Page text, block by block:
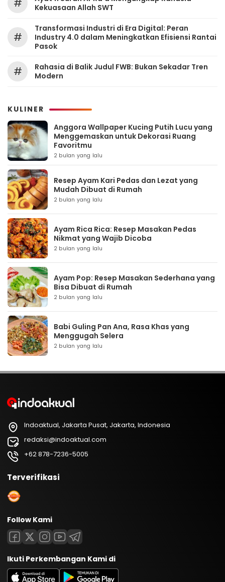
#
Kekuasaan Allah SWT
#
Transformasi Industri di Era Digital: Peran
Industry 4.0 dalam Meningkatkan Efisiensi Rantai
Pasok
#
Rahasia di Balik Judul FWB: Bukan Sekadar Tren
Modern
KULINER
Anggora Wallpaper Kucing Putih Lucu yang
Menggemaskan untuk Dekorasi Ruang
Favoritmu
2 bulan yang lalu
Resep Ayam Kari Pedas dan Lezat yang
Mudah Dibuat di Rumah
2 bulan yang lalu
Ayam Rica Rica: Resep Masakan Pedas
Nikmat yang Wajib Dicoba
2 bulan yang lalu
Ayam Pop: Resep Masakan Sederhana yang
Bisa Dibuat di Rumah
2 bulan yang lalu
Babi Guling Pan Ana, Rasa Khas yang
Menggugah Selera
2 bulan yang lalu
Indoaktual, Jakarta Pusat, Jakarta, Indonesia
redaksi@indoaktual.com
+62 878-7236-5005
Terverifikasi
Follow Kami
Ikuti Perkembangan Kami di